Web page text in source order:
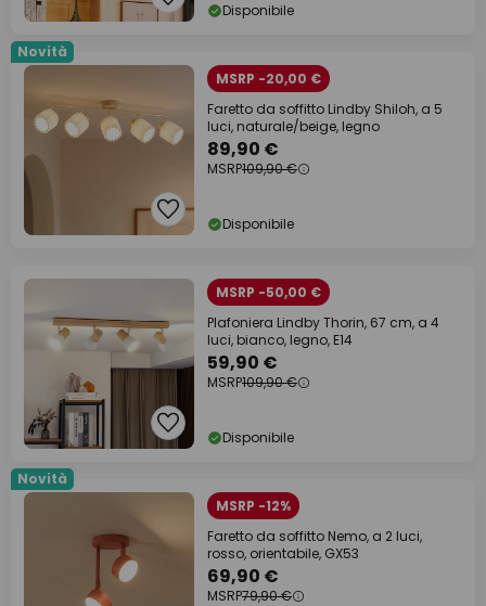
Disponibile
Novità
MSRP -20,00 €
Faretto da soffitto Lindby Shiloh, a 5
luci, naturale/beige, legno
89,90 €
MSRP109,90 €
Disponibile
MSRP -50,00 €
Plafoniera Lindby Thorin, 67 cm, a 4
luci, bianco, legno, E14
59,90 €
MSRP109,90 €
Disponibile
Novità
MSRP -12%
Faretto da soffitto Nemo, a 2 luci,
rosso, orientabile, GX53
69,90 €
MSRP79,90 €